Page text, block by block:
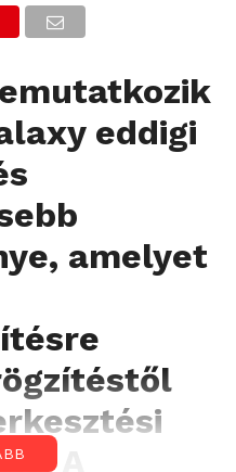
eddigi
amelyet
A